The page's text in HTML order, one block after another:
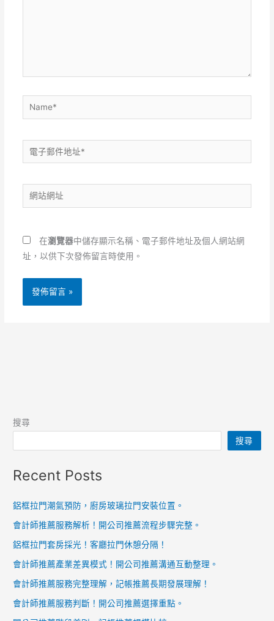
Name*
電
子
件
地
*
站
址
在瀏覽器中儲存顯示名稱、電子郵件地址及個人網站網
址，以供下次發佈留言時使用。
搜尋
搜尋
Recent Posts
鋁框拉門潮氣預防，廚房玻璃拉門安裝位置。
會計師推薦服務解析！開公司推薦流程步驟完整。
鋁框拉門套房採光！客廳拉門休憩分隔！
會計師推薦產業差異模式！開公司推薦溝通互動整理。
會計師推薦服務完整理解，記帳推薦長期發展理解！
會計師推薦服務判斷！開公司推薦選擇重點。